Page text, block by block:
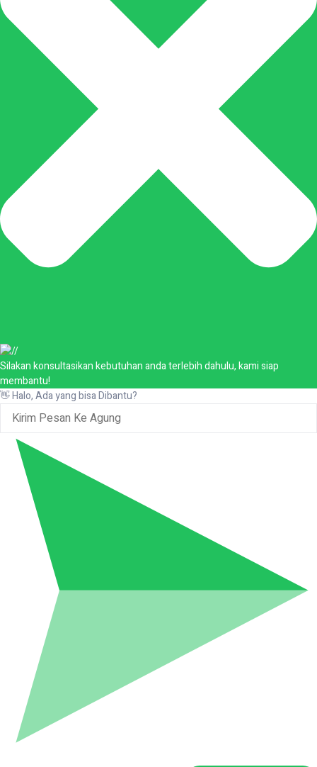
Silakan konsultasikan kebutuhan anda terlebih dahulu, kami siap
membantu!
👋 Halo, Ada yang bisa Dibantu?